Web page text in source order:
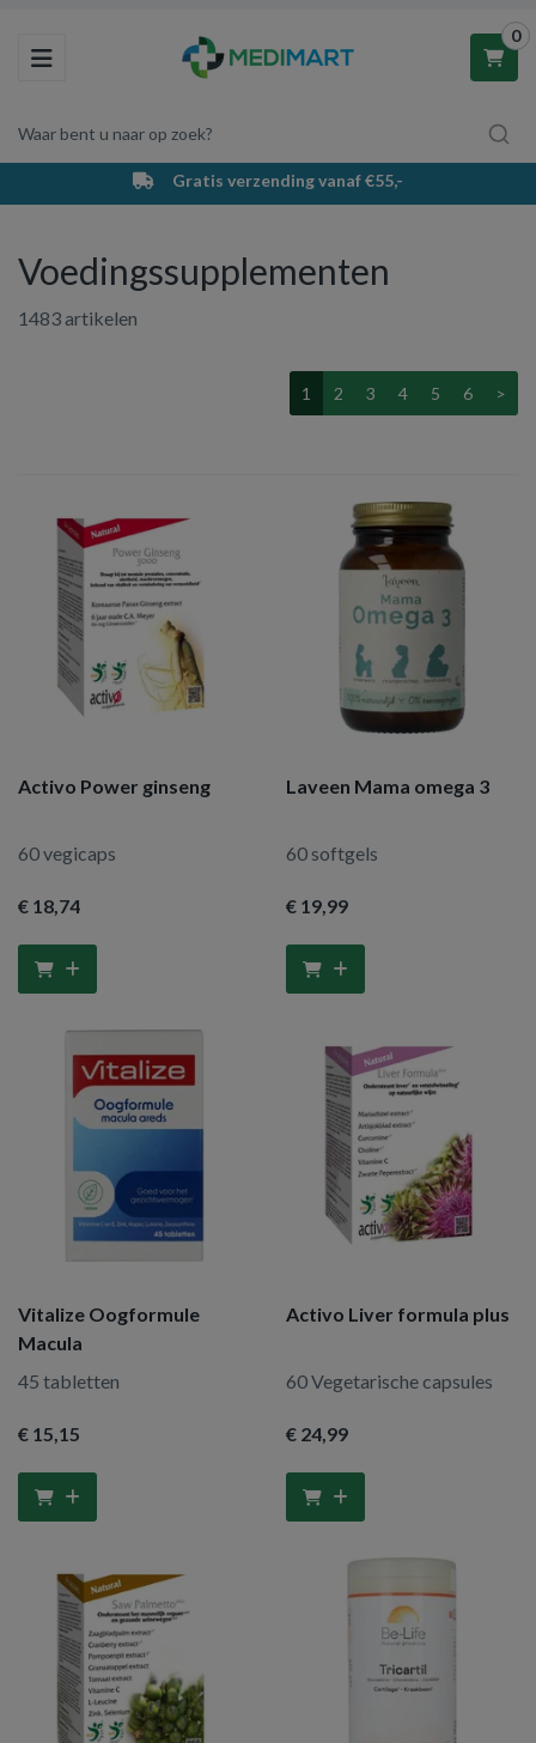
Toggle navigation
Waar bent u naar op zoek?
0
Winkelwagen
Uw winkelwagen is leeg.
Gratis verzending vanaf €55,-
Voedingssupplementen
1483 artikelen
1 2 3 4 5 6 >
Activo Power ginseng
60 vegicaps
€ 18,74
Laveen Mama omega 3
60 softgels
€ 19,99
Vitalize Oogformule
Macula
45 tabletten
€ 15,15
Activo Liver formula plus
60 Vegetarische capsules
€ 24,99